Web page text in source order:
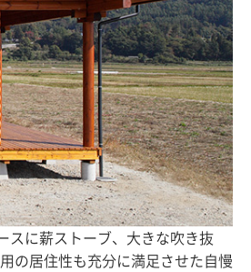
スに薪ストーブ、大きな吹き抜
の居住性も充分に満足させた自慢